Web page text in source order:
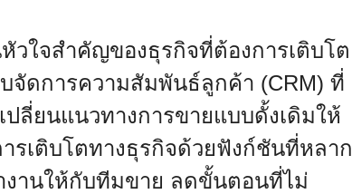
วใจสำคัญของธุรกิจที่ต้องการเติบโต
จัดการความสัมพันธ์ลูกค้า (CRM) ที่
ลี่ยนแนวทางการขายแบบดั้งเดิมให้
เติบโตทางธุรกิจด้วยฟังก์ชันที่หลาก
งานให้กับทีมขาย ลดขั้นตอนที่ไม่